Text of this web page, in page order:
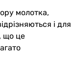
молотка,
і для
що це